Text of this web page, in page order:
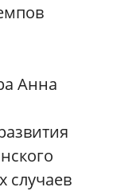
Анна
случаев